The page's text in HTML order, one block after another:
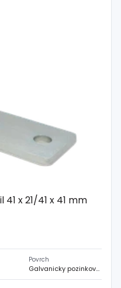
x 21/41 x 41 mm
Povrch
Galvanicky pozinkovaný